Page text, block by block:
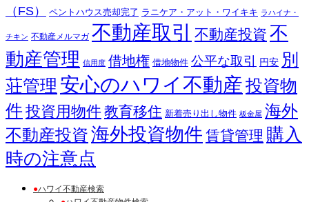
（FS）
ペントハウス売却完了 ラニケア・アット・ワイキキ ラハイナ・
チキン 不動産メルマガ 不動産取引 不動産投資 不
動産管理 信用度 借地権 借地物件 公平な取引 円安 別
荘管理 安心のハワイ不動産投資物
件 投資用物件教育移住 新着売り出し物件 板金屋 海外
不動産投資海外投資物件 賃貸管理 購入
時の注意点
●ハワイ不動産検索